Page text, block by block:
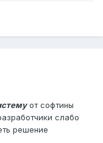
от софтины
слабо
решение